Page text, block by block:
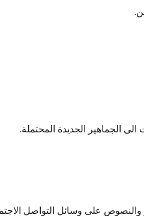
الجماهير الجديدة المحتملة.
على وسائل التواصل